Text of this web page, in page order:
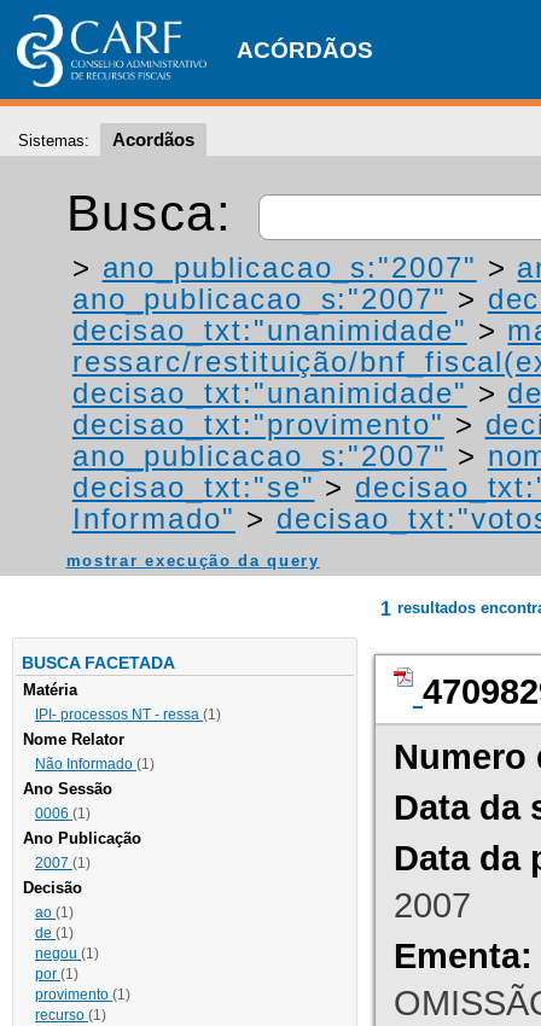
ACÓRDÃOS
Sistemas: Acordãos
Busca:
> ano_publicacao_s:"2007" >
ano_publicacao_s:"2007" >
decisao_txt:"unanimidade" >
ressarc/restituição/
decisao_txt:"unanimidade" >
decisao_txt:"provimento" >
ano_publicacao_s:"2007" >
decisao_txt:"se" >
Informado" >
mostrar execução da query
BUSCA FACETADA
Matéria
IPI- processos NT - ressa (1)
Nome Relator
Não Informado (1)
Ano Sessão
0006 (1)
Ano Publicação
2007 (1)
Decisão
ao (1)
de (1)
negou (1)
por (1)
provimento (1)
recurso (1)
1 resultados
Numero
Data da
Data da
2007
Ementa: